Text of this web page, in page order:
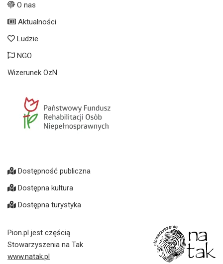
O nas
Aktualności
Ludzie
NGO
Wizerunek OzN
Dostępność publiczna
Dostępna kultura
Dostępna turystyka
Pion.pl jest częścią
Stowarzyszenia na Tak
www.natak.pl